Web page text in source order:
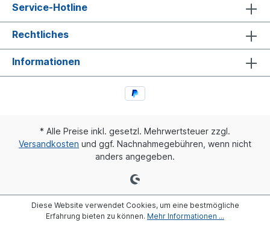
Service-Hotline
Rechtliches
Informationen
* Alle Preise inkl. gesetzl. Mehrwertsteuer zzgl.
Versandkosten und ggf. Nachnahmegebühren, wenn nicht
anders angegeben.
Diese Website verwendet Cookies, um eine bestmögliche
Erfahrung bieten zu können. Mehr Informationen ...